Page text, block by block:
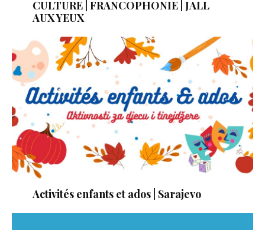
CULTURE | FRANCOPHONIE | JALL
AUX YEUX
Activités enfants et ados | Sarajevo